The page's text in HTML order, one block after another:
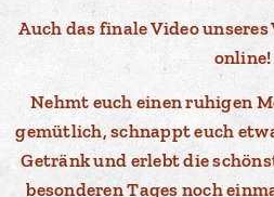
Auch das finale Video
online!
Nehmt euch einen ruhigen
gemütlich, schnappt euch
Getränk und erlebt die
besonderen Tages noch